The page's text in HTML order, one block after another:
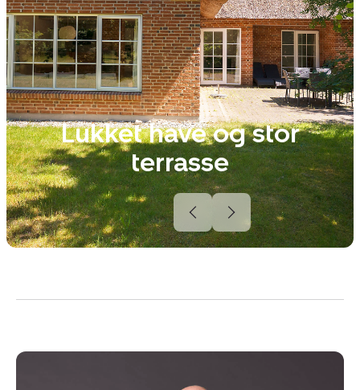
Lukket have og stor
terrasse